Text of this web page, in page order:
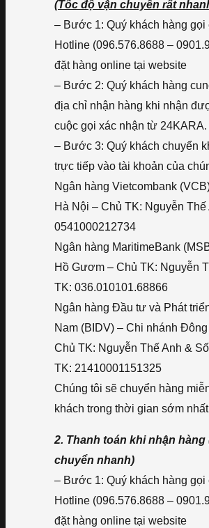
(Tốc độ vận chuyển rất
– Bước 1: Quý khách hàng gọi
Hotline (096.576.8688 –
đặt hàng online tại website
– Bước 2: Quý khách hàng
địa chỉ nhận hàng khi nhận
cuộc gọi xác nhận từ 24KARA.
– Bước 3: Quý khách chuyển
trực tiếp vào tài khoản của
Ngân hàng Vietcombank
Hà Nội – Chủ TK: Nguyễn Thế
0541000212734
Ngân hàng MaritimeBank
Hồ Gươm – Chủ TK: Nguyễn
TK: 036.010101.68866
Ngân hàng Đầu tư và Phát
Nam (BIDV) – Chi nhánh
Chủ TK: Nguyễn Thế Anh & Số
TK: 21410001151325
Chúng tôi sẽ chuyển hàng
khách trong thời gian sớm
2. Thanh toán khi nhận hàng
chuyển nhanh)
– Bước 1: Quý khách hàng gọi
Hotline (096.576.8688 –
đặt hàng online tại website